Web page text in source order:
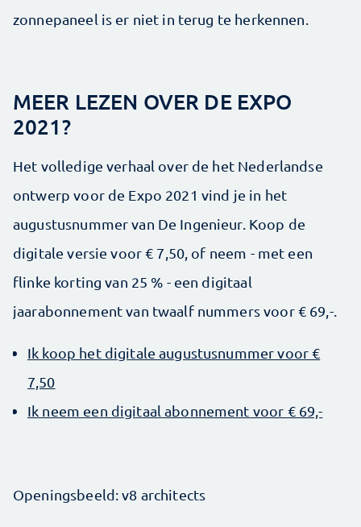
zonnepaneel is er niet in terug te herkennen.
MEER LEZEN OVER DE EXPO
2021?
Het volledige verhaal over de het Nederlandse
ontwerp voor de Expo 2021 vind je in het
augustusnummer van De Ingenieur. Koop de
digitale versie voor € 7,50, of neem - met een
flinke korting van 25 % - een digitaal
jaarabonnement van twaalf nummers voor € 69,-.
Ik koop het digitale augustusnummer voor €
7,50
Ik neem een digitaal abonnement voor € 69,-
Openingsbeeld: v8 architects